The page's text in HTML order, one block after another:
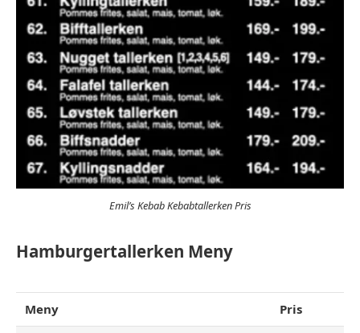
Emil’s Kebab Kebabtallerken Pris
Hamburgertallerken Meny
Meny Pris